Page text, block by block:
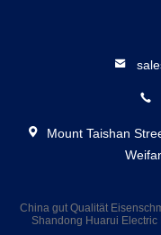
Mount Taishan
China gut Qualität
Shandong Huarui Electric